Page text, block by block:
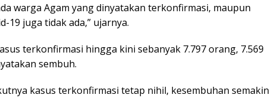
warga Agam yang dinyatakan terkonfirmasi, maupun
19 juga tidak ada,” ujarnya.
terkonfirmasi hingga kini sebanyak 7.797 orang, 7.569
sembuh.
kasus terkonfirmasi tetap nihil, kesembuhan semakin